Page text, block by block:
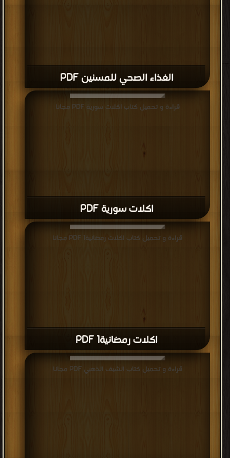
الغذاء الصحي للمسنين PDF
اكلات سورية PDF
قراءة و تحميل كتاب اكلات سورية PDF مجانا
اكلات رمضانية1 PDF
قراءة و تحميل كتاب اكلات رمضانية1 PDF مجانا
قراءة و تحميل كتاب الشيف الذهبي PDF مجانا